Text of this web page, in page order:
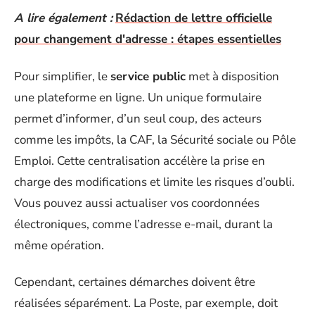
A lire également : Rédaction de lettre officielle
pour changement d'adresse : étapes essentielles
Pour simplifier, le service public met à disposition
une plateforme en ligne. Un unique formulaire
permet d’informer, d’un seul coup, des acteurs
comme les impôts, la CAF, la Sécurité sociale ou Pôle
Emploi. Cette centralisation accélère la prise en
charge des modifications et limite les risques d’oubli.
Vous pouvez aussi actualiser vos coordonnées
électroniques, comme l’adresse e-mail, durant la
même opération.
Cependant, certaines démarches doivent être
réalisées séparément. La Poste, par exemple, doit